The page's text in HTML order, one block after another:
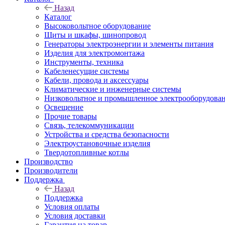
Назад
Каталог
Высоковольтное оборудование
Щиты и шкафы, шинопровод
Генераторы электроэнергии и элементы питания
Изделия для электромонтажа
Инструменты, техника
Кабеленесущие системы
Кабели, провода и аксессуары
Климатические и инженерные системы
Низковольтное и промышленное
Освещение
Прочие товары
Связь, телекоммуникации
Устройства и средства безопасности
Электроустановочные изделия
Твердотопливные котлы
Производство
Производители
Поддержка
Назад
Поддержка
Условия оплаты
Условия доставки